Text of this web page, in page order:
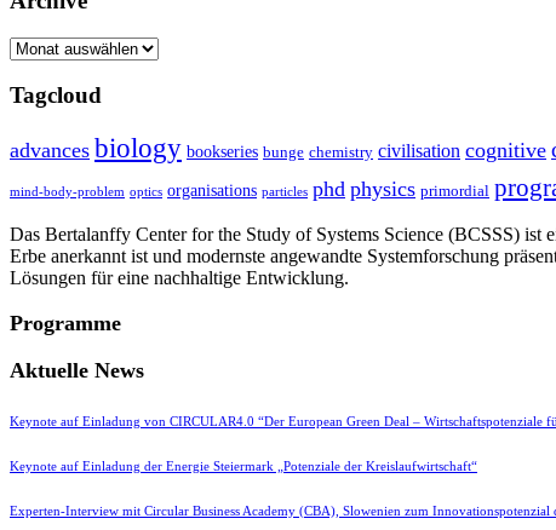
Archive
Tagcloud
advances biology bookseries bunge chemistry civilisation cognitive
mind-body-problem optics organisations particles phd physics primordial
Das Bertalanffy Center for the Study of Systems Science (BCSSS) ist
Erbe anerkannt ist und modernste angewandte Systemforschung
Lösungen für eine nachhaltige Entwicklung.
Programme
Aktuelle News
Keynote auf Einladung von CIRCULAR4.0 “Der European Green Deal – Wirtschaftspotenziale
Keynote auf Einladung der Energie Steiermark „Potenziale der Kreislaufwirtschaft“
Experten-Interview mit Circular Business Academy (CBA), Slowenien zum